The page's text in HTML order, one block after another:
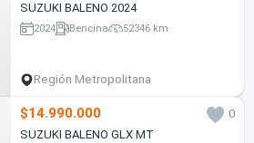
SUZUKI BALENO 2024
2024 Bencina 52346 km
Región Metropolitana
$14.990.000
0
SUZUKI BALENO GLX MT